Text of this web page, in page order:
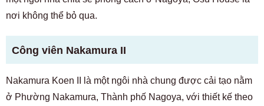
nơi không thể bỏ qua.
Công viên Nakamura II
Nakamura Koen II
là một ngôi nhà chung được cải tạo nằm
ở Phường Nakamura, Thành phố Nagoya, với thiết kế theo